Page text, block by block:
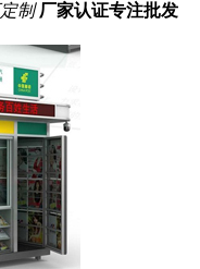
制 厂家认证专注批发